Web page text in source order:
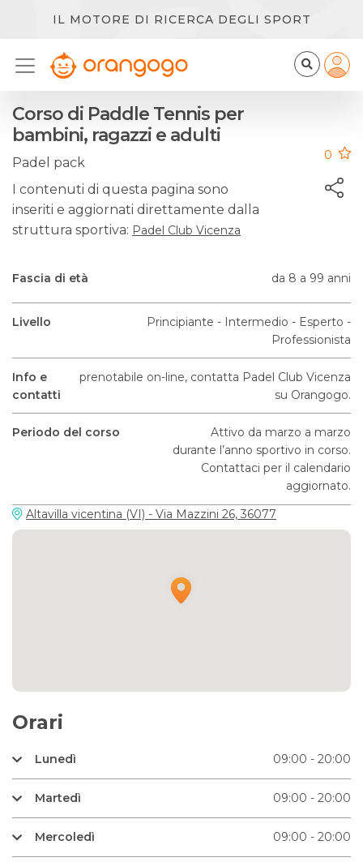
IL MOTORE DI RICERCA DEGLI SPORT
Corso di Paddle Tennis per
bambini, ragazzi e adulti
Padel pack
I contenuti di questa pagina sono
inseriti e aggiornati direttamente dalla
struttura sportiva: Padel Club Vicenza
0
Fascia di età da 8 a 99 anni
Livello
Principiante - Intermedio - Esperto -
Professionista
Info e
contatti
prenotabile on-line, contatta Padel Club Vicenza
su Orangogo.
Periodo del corso
Attivo da marzo a marzo
durante l’anno sportivo in corso.
Contattaci per il calendario
aggiornato.
Altavilla vicentina (VI) - Via Mazzini 26, 36077
Orari
Lunedì 09:00 - 20:00
Martedì 09:00 - 20:00
Mercoledì 09:00 - 20:00